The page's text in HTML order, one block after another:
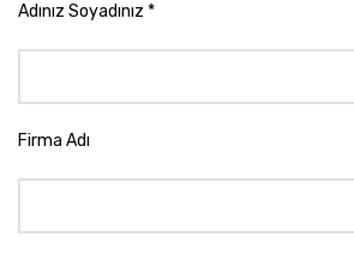
Adınız Soyadınız *
Firma Adı